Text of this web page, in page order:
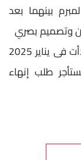
بينهما بعد
وتصميم بصري
وأشارت التقارير إلى أن العلاقة التعاقدية بدأت فى يناير 2025
طلب إنهاء